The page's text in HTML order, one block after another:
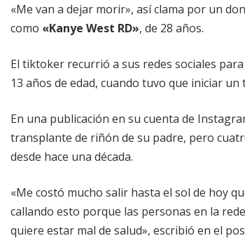
«Me van a dejar morir», así clama por un
como «Kanye West RD», de 28 años.
El tiktoker recurrió a sus redes sociales
13 años de edad, cuando tuvo que iniciar
En una publicación en su cuenta de
transplante de riñón de su padre, pero
desde hace una década.
«Me costó mucho salir hasta el sol de hoy
callando esto porque las personas en la
quiere estar mal de salud», escribió en el